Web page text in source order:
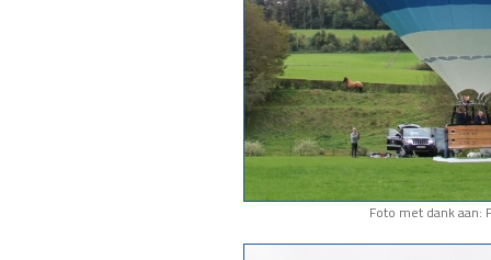
Foto met dank aan: